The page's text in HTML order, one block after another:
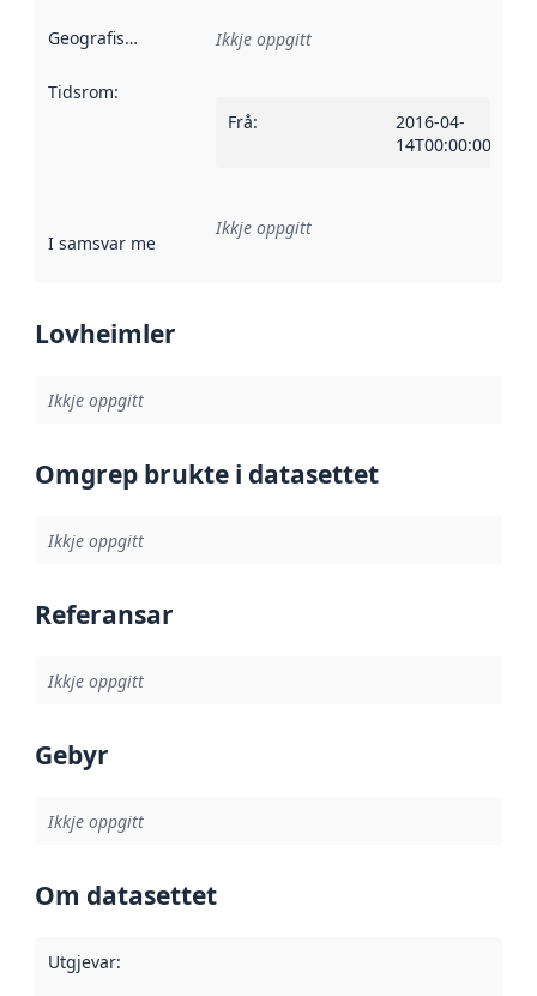
Geografisk område Ikkje oppgitt
Tidsrom:
Frå:
2016-04-
14T00:00:00Z
I samsvar med Referanse til ei implementeringsregel eller
Ikkje oppgitt
Lovheimler
Ikkje oppgitt
Omgrep brukte i datasettet
Ikkje oppgitt
Referansar
Ikkje oppgitt
Gebyr
Ikkje oppgitt
Om datasettet
Utgjevar: